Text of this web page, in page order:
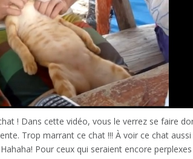
! Dans cette vidéo, vous le verrez se faire
Trop marrant ce chat !!! À voir ce chat
Pour ceux qui seraient encore